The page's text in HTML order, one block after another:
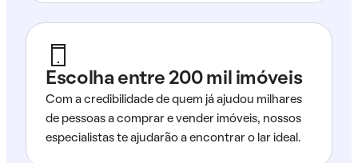
Escolha entre 200 mil imóveis
Com a credibilidade de quem já ajudou milhares
de pessoas a comprar e vender imóveis, nossos
especialistas te ajudarão a encontrar o lar ideal.